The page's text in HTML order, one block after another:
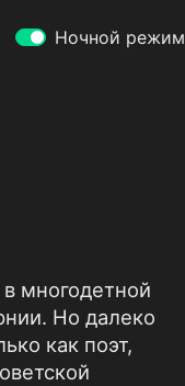
Ночной режим
многодетной
Но далеко
как поэт,